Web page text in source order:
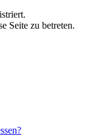
Seite zu betreten.